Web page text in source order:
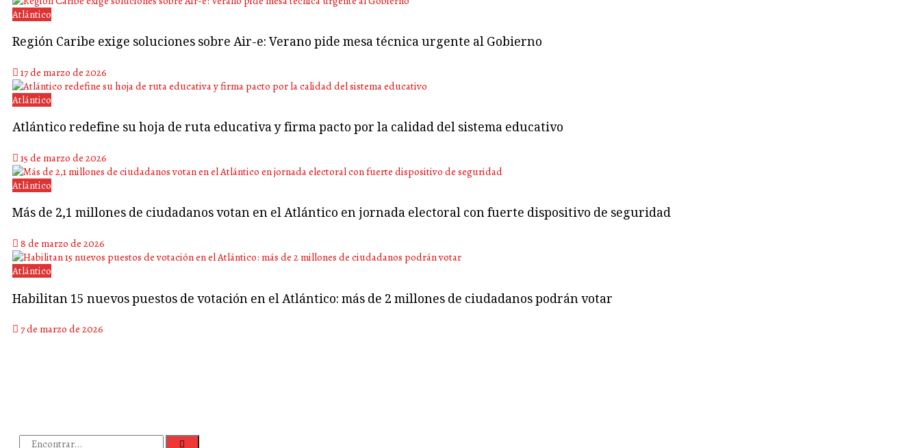
Atlántico
Región Caribe exige soluciones sobre Air-e: Verano pide mesa técnica urgente al Gobierno
17 de marzo de 2026
Atlántico
Atlántico redefine su hoja de ruta educativa y firma pacto por la calidad del sistema educativo
15 de marzo de 2026
Atlántico
Más de 2,1 millones de ciudadanos votan en el Atlántico en jornada electoral con fuerte dispositivo de seguridad
8 de marzo de 2026
Atlántico
Habilitan 15 nuevos puestos de votación en el Atlántico: más de 2 millones de ciudadanos podrán votar
7 de marzo de 2026